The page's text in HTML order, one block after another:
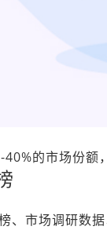
的市场份额
、市场调研数